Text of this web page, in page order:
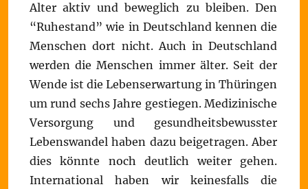
Alter aktiv und beweglich zu bleiben. Den
“Ruhestand” wie in Deutschland kennen die
Menschen dort nicht. Auch in Deutschland
werden die Menschen immer älter. Seit der
Wende ist die Lebenserwartung in Thüringen
um rund sechs Jahre gestiegen. Medizinische
Versorgung und gesundheitsbewusster
Lebenswandel haben dazu beigetragen. Aber
dies könnte noch deutlich weiter gehen.
International haben wir keinesfalls die